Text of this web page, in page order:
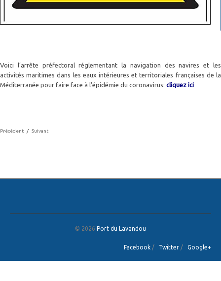
Voici l’arrête préfectoral réglementant la navigation des navires et les
activités maritimes dans les eaux intérieures et territoriales françaises de la
Méditerranée pour faire face à l’épidémie du coronavirus: cliquez ici
Précédent / Suivant
© 2026 Port du Lavandou
Facebook / Twitter / Google+